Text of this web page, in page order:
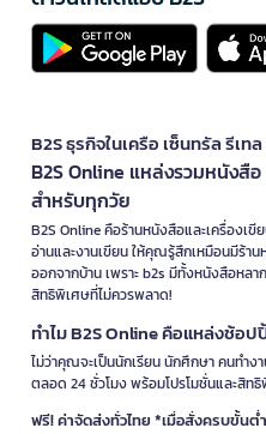
B2S ธุรกิจในเครือ เซ็นทรัล รีเ
B2S Online แหล่งรวมหนังสือ
สำหรับทุกวัย
B2S Online คือร้านหนังสือและเครื่องเ
อ่านและงานเขียน ให้คุณรู้สึกเหมือนมีร้า
ออกจากบ้าน เพราะ b2s มีทั้งหนังสือหล
สิทธิพิเศษที่ไม่ควรพลาด!
ทำไม B2S Online คือแหล่งช้อ
ไม่ว่าคุณจะเป็นนักเรียน นักศึกษา คนทำ
ตลอด 24 ชั่วโมง พร้อมโปรโมชั่นและสิท
ฟรี! ค่าจัดส่งทั่วไทย *เมื่อสั่งครบขั้น